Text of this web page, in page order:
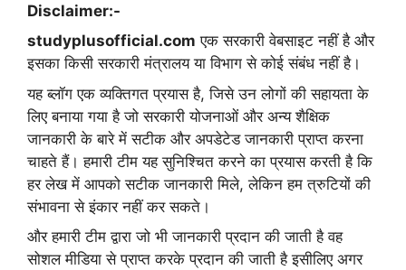
Disclaimer:-
studyplusofficial.com एक सरकारी वेबसाइट नहीं है और
इसका किसी सरकारी मंत्रालय या विभाग से कोई संबंध नहीं है।
यह ब्लॉग एक व्यक्तिगत प्रयास है, जिसे उन लोगों की सहायता के
लिए बनाया गया है जो सरकारी योजनाओं और अन्य शैक्षिक
जानकारी के बारे में सटीक और अपडेटेड जानकारी प्राप्त करना
चाहते हैं। हमारी टीम यह सुनिश्चित करने का प्रयास करती है कि
हर लेख में आपको सटीक जानकारी मिले, लेकिन हम त्रुटियों की
संभावना से इंकार नहीं कर सकते।
और हमारी टीम द्वारा जो भी जानकारी प्रदान की जाती है वह
सोशल मीडिया से प्राप्त करके प्रदान की जाती है इसीलिए अगर